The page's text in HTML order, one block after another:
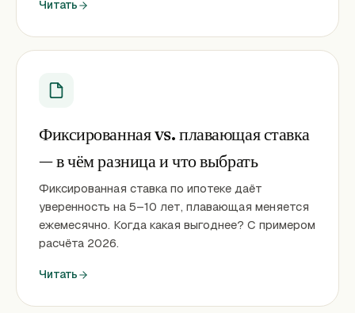
Читать
Фиксированная vs. плавающая ставка
— в чём разница и что выбрать
Фиксированная ставка по ипотеке даёт
уверенность на 5–10 лет, плавающая меняется
ежемесячно. Когда какая выгоднее? С примером
расчёта 2026.
Читать